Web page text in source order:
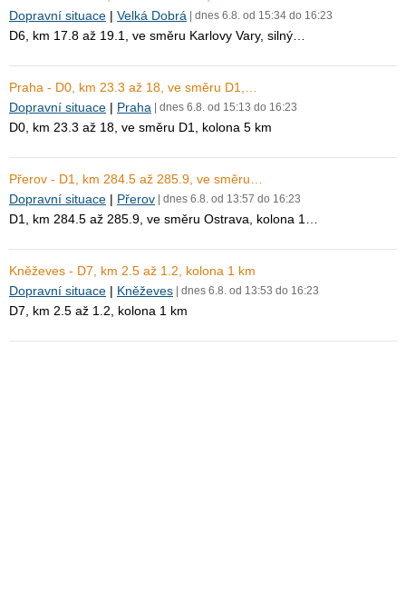
Dopravní situace | Velká Dobrá | dnes 6.8. od 15:34 do 16:23
D6, km 17.8 až 19.1, ve směru Karlovy Vary, silný…
Praha - D0, km 23.3 až 18, ve směru D1,…
Dopravní situace | Praha | dnes 6.8. od 15:13 do 16:23
D0, km 23.3 až 18, ve směru D1, kolona 5 km
Přerov - D1, km 284.5 až 285.9, ve směru…
Dopravní situace | Přerov | dnes 6.8. od 13:57 do 16:23
D1, km 284.5 až 285.9, ve směru Ostrava, kolona 1…
Kněževes - D7, km 2.5 až 1.2, kolona 1 km
Dopravní situace | Kněževes | dnes 6.8. od 13:53 do 16:23
D7, km 2.5 až 1.2, kolona 1 km